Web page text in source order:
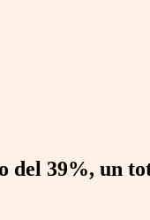
39%, un